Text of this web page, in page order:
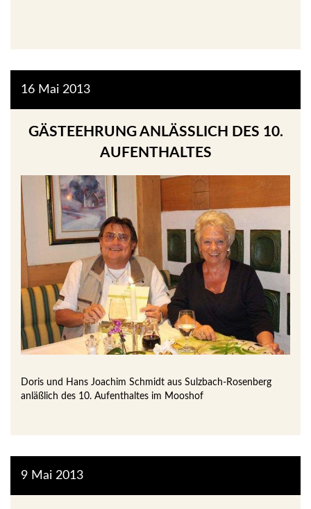
2013
16 Mai
GÄSTEEHRUNG ANLÄSSLICH DES 10. A
UFENTHALTES
Doris und Hans Joachim Schmidt aus Sulzbach-Rosenberg
anläßlich des 10. Aufenthaltes im Mooshof
2013
9 Mai